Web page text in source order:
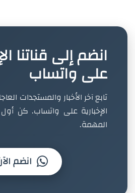
انضم إلى قناتنا
على واتساب
تابع آخر الأخبار والمستجدات
الإخبارية على واتساب. كن
المهمة.
انضم